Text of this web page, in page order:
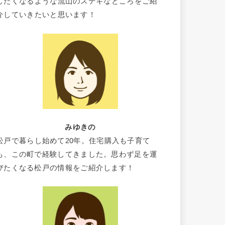
していきたいと思います！
みゆきの
戸で暮らし始めて20年。住宅購入も子育て
、この町で経験してきました。思わず足を運
たくなる松戸の情報をご紹介します！